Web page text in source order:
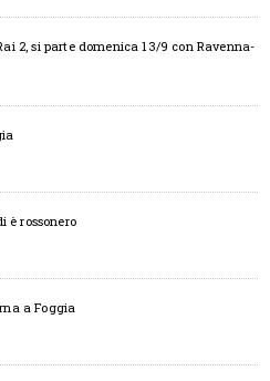
2, si parte domenica 13/9 con Ravenna-
è rossonero
a Foggia